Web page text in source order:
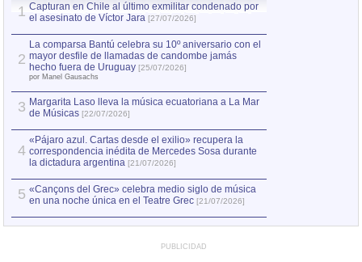
1 Capturan en Chile al último exmilitar condenado por
el asesinato de Víctor Jara [27/07/2026]
2
La comparsa Bantú celebra su 10º aniversario con el
mayor desfile de llamadas de candombe jamás
hecho fuera de Uruguay [25/07/2026]
por Manel Gausachs
3 Margarita Laso lleva la música ecuatoriana a La Mar
de Músicas [22/07/2026]
4
«Pájaro azul. Cartas desde el exilio» recupera la
correspondencia inédita de Mercedes Sosa durante
la dictadura argentina [21/07/2026]
5 «Cançons del Grec» celebra medio siglo de música
en una noche única en el Teatre Grec [21/07/2026]
PUBLICIDAD